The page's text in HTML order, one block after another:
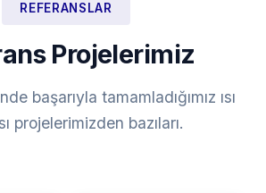
REFERANSLAR
Projelerimiz
başarıyla tamamladığımız ısı
projelerimizden bazıları.